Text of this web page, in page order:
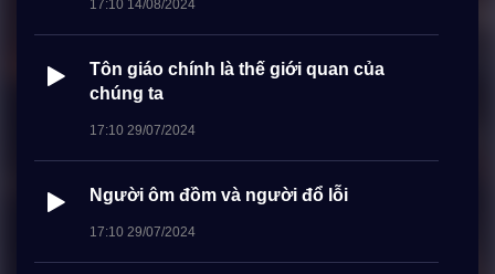
17:10 14/08/2024
Tôn giáo chính là thế giới quan của
chúng ta
17:10 29/07/2024
Người ôm đồm và người đổ lỗi
17:10 29/07/2024